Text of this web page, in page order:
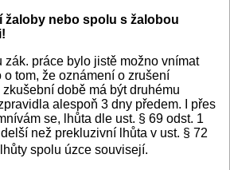
žaloby nebo spolu s žalobou
zák. práce bylo jistě možno vnímat
tom, že oznámení o zrušení
době má být druhému
alespoň 3 dny předem. I přes
se, lhůta dle ust. § 69 odst. 1
než prekluzivní lhůta v ust. § 72
spolu úzce souvisejí.